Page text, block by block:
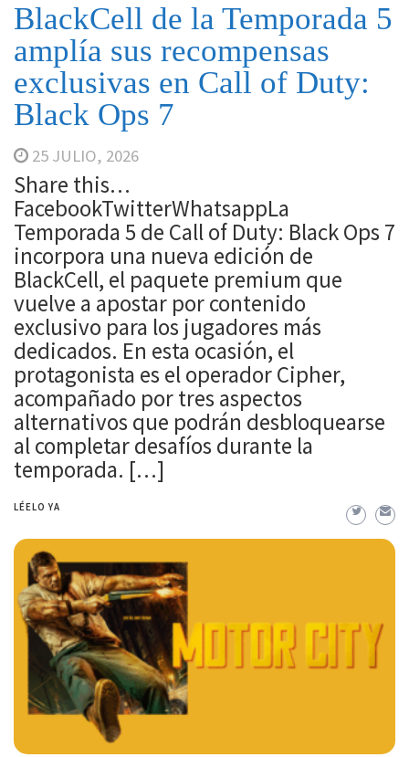
BlackCell de la Temporada 5
amplía sus recompensas
exclusivas en Call of Duty:
Black Ops 7
25 JULIO, 2026
Share this…
FacebookTwitterWhatsappLa
Temporada 5 de Call of Duty: Black Ops 7
incorpora una nueva edición de
BlackCell, el paquete premium que
vuelve a apostar por contenido
exclusivo para los jugadores más
dedicados. En esta ocasión, el
protagonista es el operador Cipher,
acompañado por tres aspectos
alternativos que podrán desbloquearse
al completar desafíos durante la
temporada. […]
LÉELO YA